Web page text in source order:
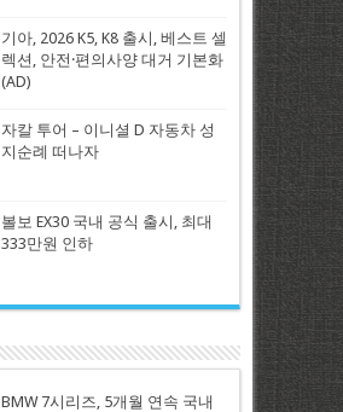
기아, 2026 K5, K8 출시, 베스트 셀
렉션, 안전·편의사양 대거 기본화
(AD)
자칼 투어 – 이니셜 D 자동차 성
지순례 떠나자
볼보 EX30 국내 공식 출시, 최대
333만원 인하
BMW 7시리즈, 5개월 연속 국내